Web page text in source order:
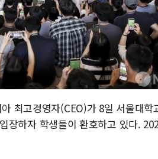
최고경영자(CEO)가 8일 서울대학
하자 학생들이 환호하고 있다.